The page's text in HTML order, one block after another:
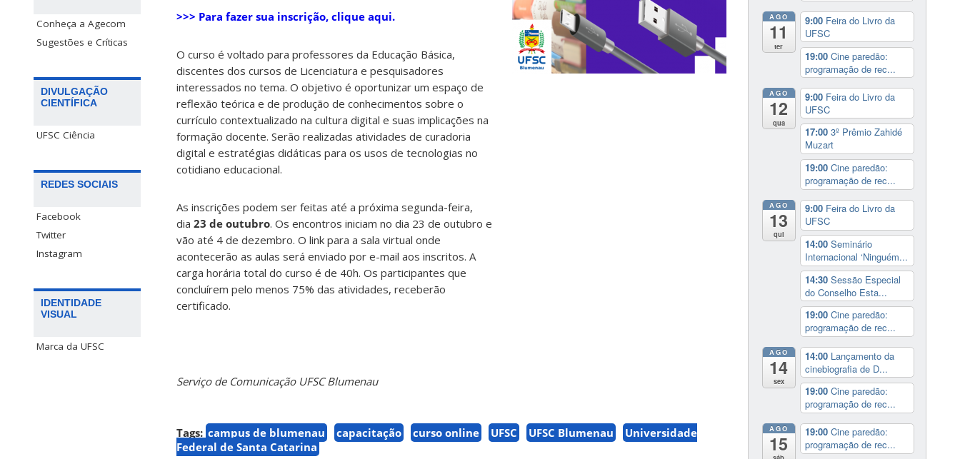
Conheça a Agecom
Sugestões e Críticas
DIVULGAÇÃO
CIENTÍFICA
UFSC Ciência
REDES SOCIAIS
Facebook
Twitter
Instagram
IDENTIDADE
VISUAL
Marca da UFSC
>>> Para fazer sua inscrição, clique aqui.
O curso é voltado para professores da Educação Básica,
discentes dos cursos de Licenciatura e pesquisadores
interessados no tema. O objetivo é oportunizar um espaço de
reflexão teórica e de produção de conhecimentos sobre o
currículo contextualizado na cultura digital e suas implicações na
formação docente. Serão realizadas atividades de curadoria
digital e estratégias didáticas para os usos de tecnologias no
cotidiano educacional.
As inscrições podem ser feitas até a próxima segunda-feira,
dia 23 de outubro. Os encontros iniciam no dia 23 de outubro e
vão até 4 de dezembro. O link para a sala virtual onde
acontecerão as aulas será enviado por e-mail aos inscritos. A
carga horária total do curso é de 40h. Os participantes que
concluírem pelo menos 75% das atividades, receberão
certificado.
Serviço de Comunicação UFSC Blumenau
Tags: campus de blumenau capacitação curso online UFSC UFSC Blumenau
Universidade
Federal de Santa Catarina
AGO
11
ter
9:00 Feira do Livro da
UFSC
19:00 Cine paredão:
programação de rec...
AGO
12
qua
9:00 Feira do Livro da
UFSC
17:00 3º Prêmio Zahidé
Muzart
19:00 Cine paredão:
programação de rec...
AGO
13
qui
9:00 Feira do Livro da
UFSC
14:00 Seminário
Internacional ‘Ninguém...
14:30 Sessão Especial
do Conselho Esta...
19:00 Cine paredão:
programação de rec...
AGO
14
sex
14:00 Lançamento da
cinebiografia de D...
19:00 Cine paredão:
programação de rec...
AGO
15
19:00 Cine paredão:
programação de rec...